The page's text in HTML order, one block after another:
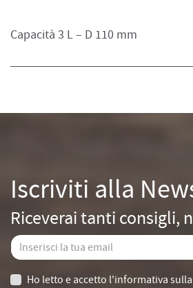
Capacità 3 L – D 110 mm
Iscriviti alla
Riceverai tanti consigli,
Ho letto e accetto l'informativa